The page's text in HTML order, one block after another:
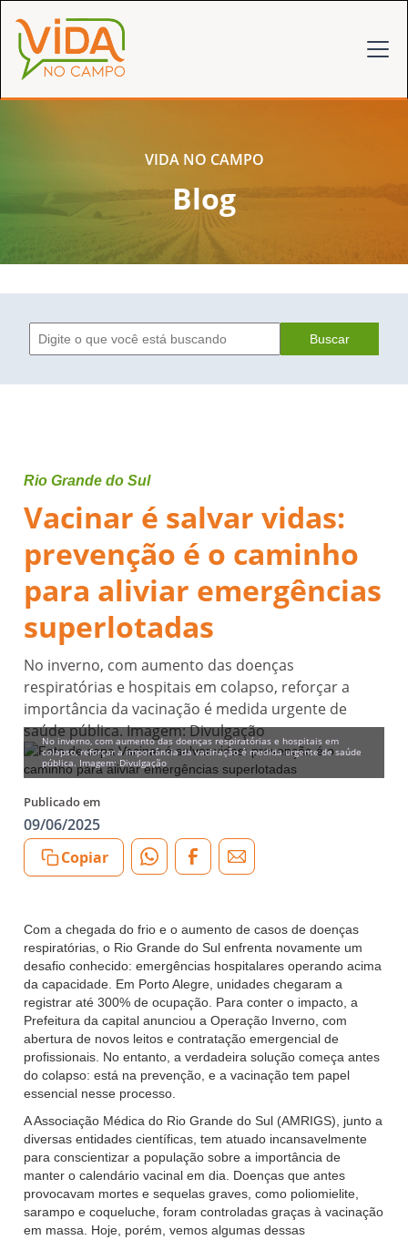
VIDA NO CAMPO
Blog
Buscar
Rio Grande do Sul
Vacinar é salvar vidas:
prevenção é o caminho
para aliviar emergências
superlotadas
No inverno, com aumento das doenças
respiratórias e hospitais em colapso, reforçar a
importância da vacinação é medida urgente de
saúde pública. Imagem: Divulgação
No inverno, com aumento das doenças respiratórias e hospitais em
colapso, reforçar a importância da vacinação é medida urgente de saúde
pública. Imagem: Divulgação
Publicado em
09/06/2025
Copiar
Com a chegada do frio e o aumento de casos de doenças
respiratórias, o Rio Grande do Sul enfrenta novamente um
desafio conhecido: emergências hospitalares operando acima
da capacidade. Em Porto Alegre, unidades chegaram a
registrar até 300% de ocupação. Para conter o impacto, a
Prefeitura da capital anunciou a Operação Inverno, com
abertura de novos leitos e contratação emergencial de
profissionais. No entanto, a verdadeira solução começa antes
do colapso: está na prevenção, e a vacinação tem papel
essencial nesse processo.
A Associação Médica do Rio Grande do Sul (AMRIGS), junto a
diversas entidades científicas, tem atuado incansavelmente
para conscientizar a população sobre a importância de
manter o calendário vacinal em dia. Doenças que antes
provocavam mortes e sequelas graves, como poliomielite,
sarampo e coqueluche, foram controladas graças à vacinação
em massa. Hoje, porém, vemos algumas dessas